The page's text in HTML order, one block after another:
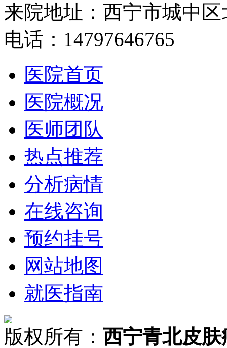
来院地址：西宁市城中区
电话：14797646765
医院首页
医院概况
医师团队
热点推荐
分析病情
在线咨询
预约挂号
网站地图
就医指南
版权所有： 西宁青北皮肤